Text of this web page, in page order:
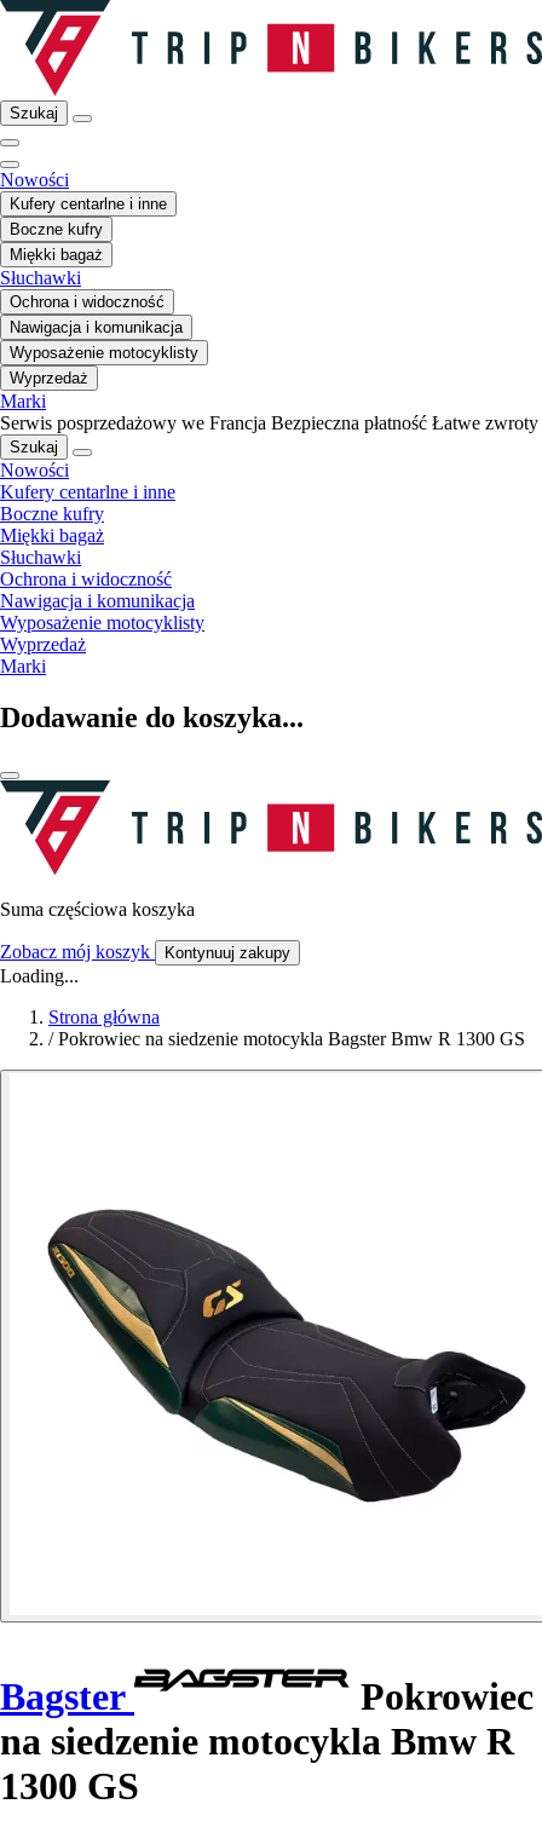
Szukaj
Nowości
Kufery centarlne i inne
Boczne kufry
Miękki bagaż
Słuchawki
Ochrona i widoczność
Nawigacja i komunikacja
Wyposażenie motocyklisty
Wyprzedaż
Marki
Serwis posprzedażowy we Francja Bezpieczna płatność Łatwe zwroty
Szukaj
Nowości
Kufery centarlne i inne
Boczne kufry
Miękki bagaż
Słuchawki
Ochrona i widoczność
Nawigacja i komunikacja
Wyposażenie motocyklisty
Wyprzedaż
Marki
Dodawanie do koszyka...
Suma częściowa koszyka
Zobacz mój koszyk Kontynuuj zakupy
Loading...
Strona główna
/ Pokrowiec na siedzenie motocykla Bagster Bmw R 1300 GS
Bagster
Pokrowiec
na siedzenie motocykla Bmw R
1300 GS